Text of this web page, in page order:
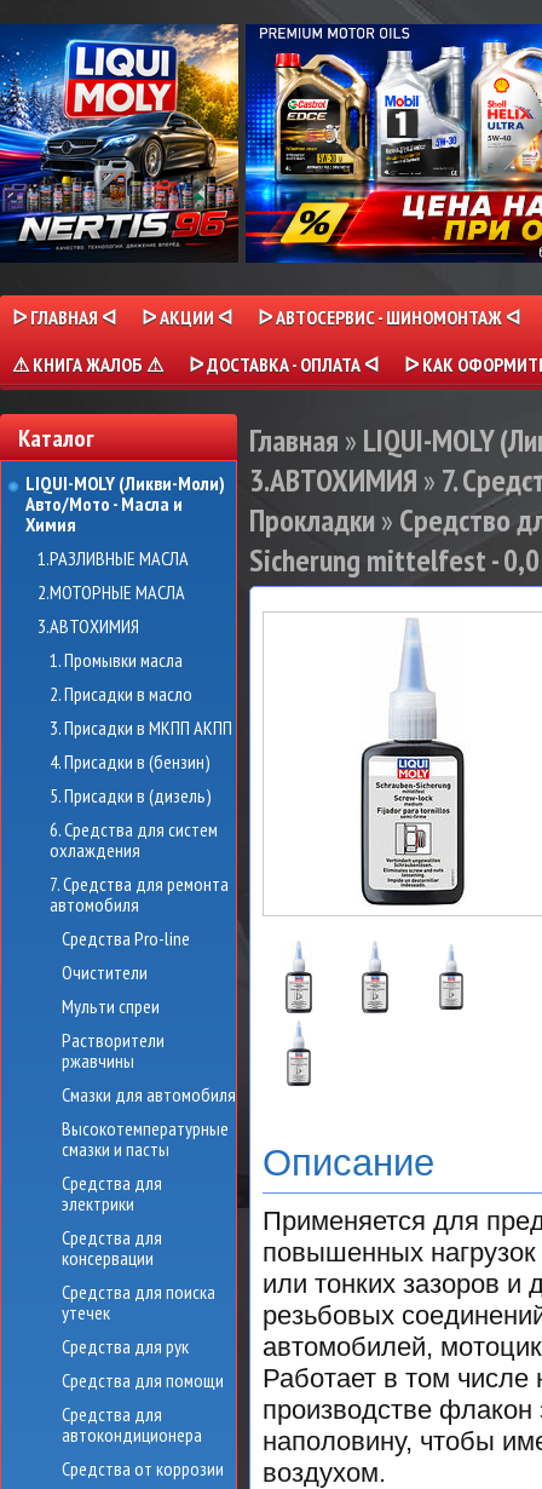
ᐅ ГЛАВНАЯ ᐊ ᐅ АКЦИИ ᐊ
ᐅ АВТОСЕРВИС - ШИНОМОНТАЖ ᐊ
⚠ КНИГА ЖАЛОБ ⚠
ᐅ ДОСТАВКА - ОПЛАТА ᐊ ᐅ КАК
Каталог
LIQUI-MOLY (Ликви-Моли)
Авто/Мото - Масла и
Химия
1.РАЗЛИВНЫЕ МАСЛА
2.МОТОРНЫЕ МАСЛА
3.АВТОХИМИЯ
1. Промывки масла
2. Присадки в масло
3. Присадки в МКПП АКПП
4. Присадки в (бензин)
5. Присадки в (дизель)
6. Средства для систем
охлаждения
7. Средства для ремонта
автомобиля
Средства Pro-line
Очистители
Мульти спреи
Растворители
ржавчины
Смазки для автомобиля
Высокотемпературные
смазки и пасты
Средства для
электрики
Средства для
консервации
Средства для поиска
утечек
Средства для рук
Средства для помощи
Средства для
автокондиционера
Средства от коррозии
Главная » LIQUI-MOLY
3.АВТОХИМИЯ » 7.
Прокладки » Средство
Sicherung mittelfest -
Описание
Применяется для
повышенных
или тонких зазоров
резьбовых
автомобилей,
Работает в том
производстве
наполовину, чтобы
воздухом.